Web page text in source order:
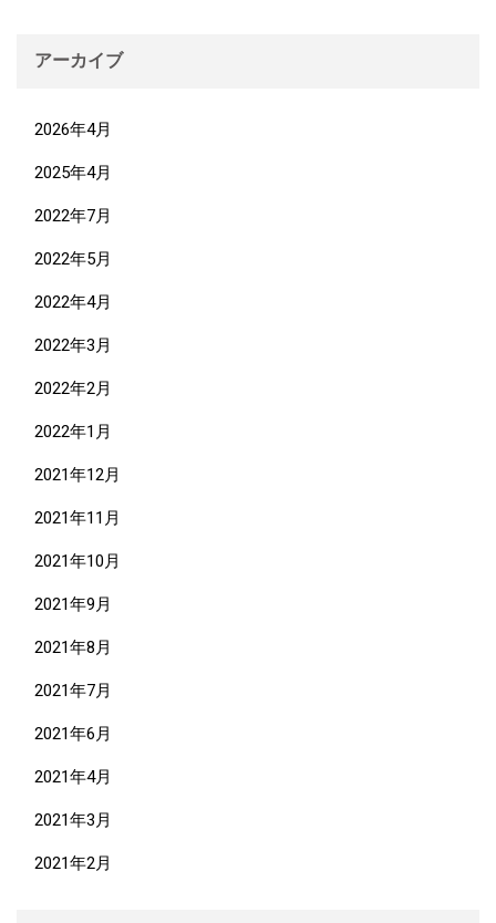
アーカイブ
2026年4月
2025年4月
2022年7月
2022年5月
2022年4月
2022年3月
2022年2月
2022年1月
2021年12月
2021年11月
2021年10月
2021年9月
2021年8月
2021年7月
2021年6月
2021年4月
2021年3月
2021年2月